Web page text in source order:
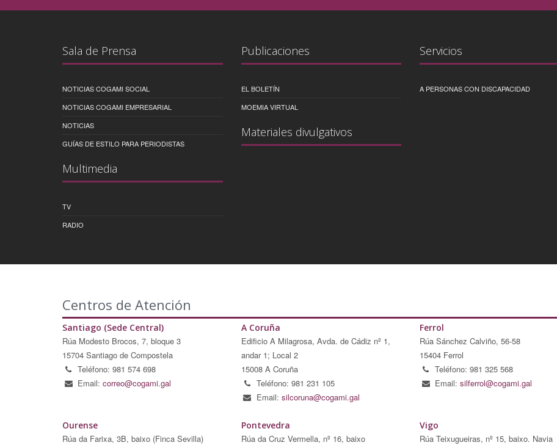
Sala de Prensa
NOTICIAS COGAMI SOCIAL
NOTICIAS COGAMI EMPRESARIAL
NOTICIAS
GUÍAS DE ESTILO PARA PERIODISTAS
Multimedia
TV
RADIO
Publicaciones
EL BOLETÍN
MOEMIA VIRTUAL
Materiales divulgativos
Servicios
A PERSONAS CON DISCAPACIDAD
Centros de Atención
Santiago (Sede Central)
Rúa Modesto Brocos, 7, bloque 3
15704 Santiago de Compostela
Teléfono: 981 574 698
Email: correo@cogami.gal
A Coruña
Edificio A Milagrosa, Avda. de Cádiz nº 1,
andar 1; Local 2
15008 A Coruña
Teléfono: 981 231 105
Email: silcoruna@cogami.gal
Ferrol
Rúa Sánchez Calviño, 56-58
15404 Ferrol
Teléfono: 981 325 568
Email: silferrol@cogami.gal
Ourense
Rúa da Farixa, 3B, baixo (Finca Sevilla)
Pontevedra
Rúa da Cruz Vermella, nº 16, baixo
Vigo
Rúa Teixugueiras, nº 15, baixo. Navia